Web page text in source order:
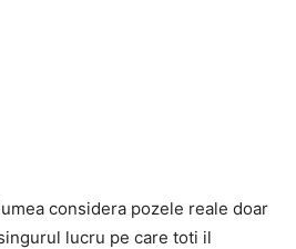
considera pozele reale doar
lucru pe care toti il